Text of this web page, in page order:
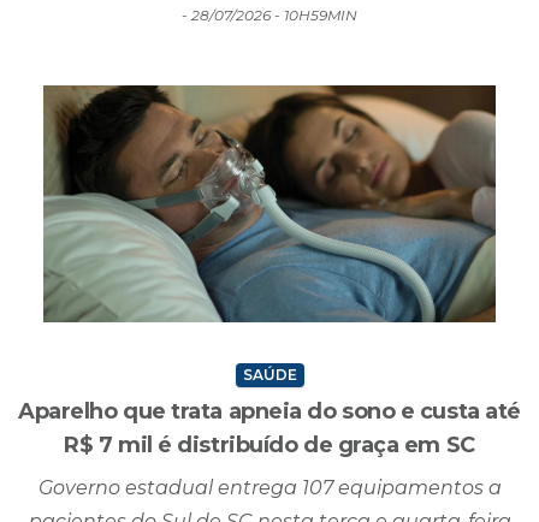
dificuldade de contratação e apontar possíveis
- 28/07/2026 - 10H59MIN
SAÚDE
Aparelho que trata apneia do sono e custa até